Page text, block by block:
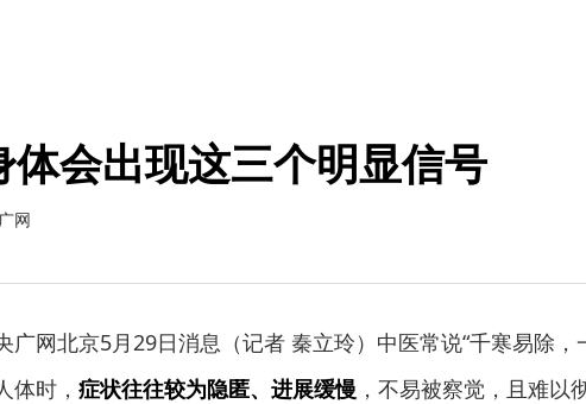
会出现这三个明显信号
网
广网北京5月29日消息（记者 秦立玲）中医常说“千寒易除，
体时， 症状往往较为隐匿、进展缓慢 ，不易被察觉，且难以